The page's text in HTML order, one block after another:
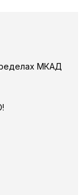
МКАД